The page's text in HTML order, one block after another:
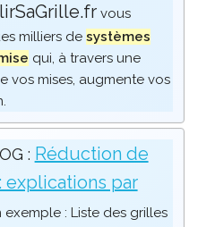
vous
milliers de systèmes
qui, à travers une
vos mises, augmente vos
: Réduction de
explications par
exemple : Liste des grilles